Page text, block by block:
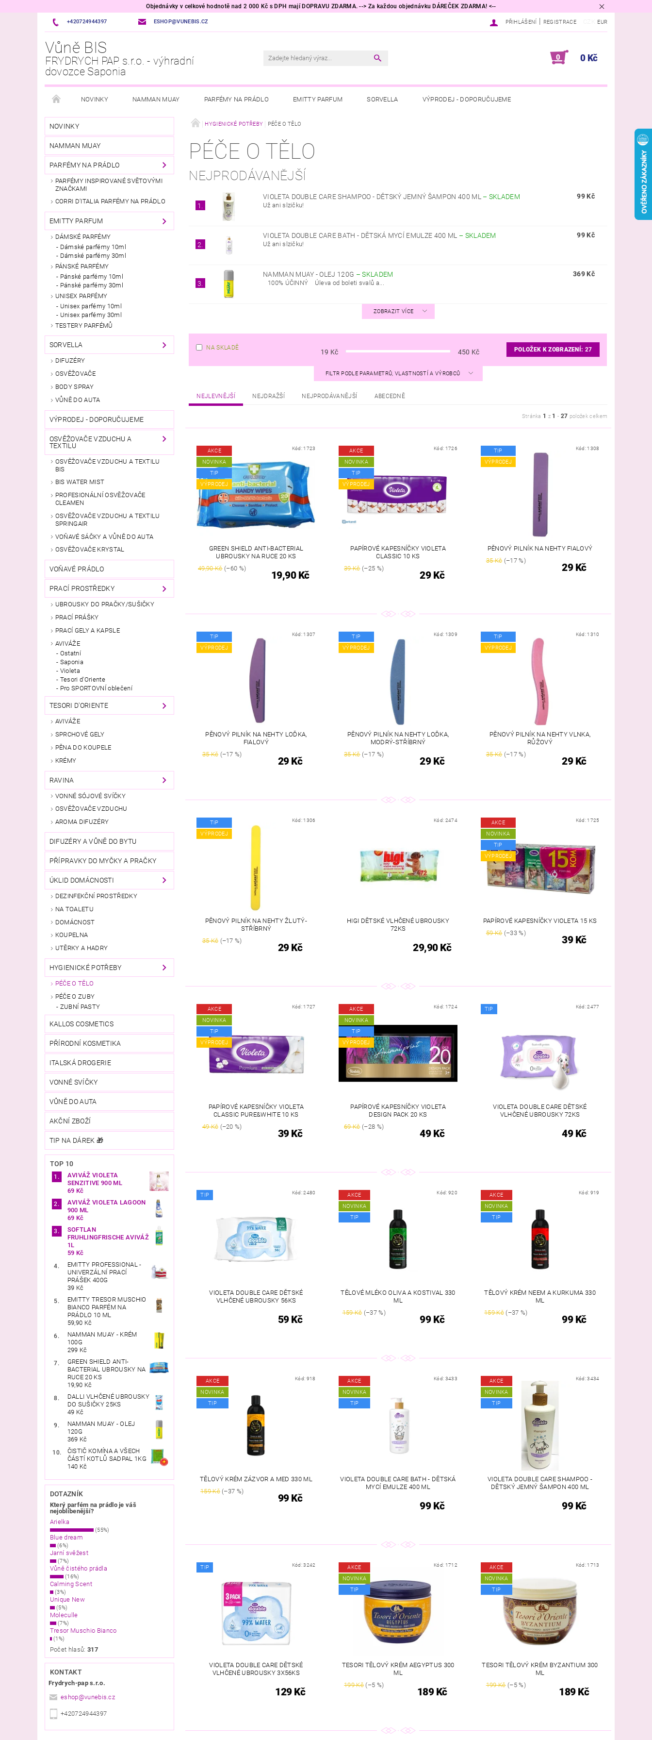
Objednávky v celkové hodnotě nad 2 000 Kč s DPH mají DOPRAVU ZDARMA. --> Za každou objednávku DÁREČEK ZDARMA! <--
+420724944397 ESHOP@VUNEBIS.CZ EUR
PŘIHLÁŠENÍ REGISTRACE
Vůně BIS
FRYDRYCH PAP s.r.o. - výhradní
dovozce Saponia
0 0 Kč
NOVINKY NAMMAN MUAY PARFÉMY NA PRÁDLO EMITTY PARFUM SORVELLA VÝPRODEJ - DOPORUČUJEME
OSVĚŽOVAČE VZDUCHU A TEXTILU VOŇAVÉ PRÁDLO PRACÍ PROSTŘEDKY
PŘÍPRAVKY DO MYČKY A PRAČKY ÚKLID DOMÁCNOSTI HYGIENICKÉ POTŘEBY
ITALSKÁ DROGERIE VONNÉ SVÍČKY VŮNĚ DO AUTA AKČNÍ ZBOŽÍ
VELKOOBCHOD
NOVINKY
NAMMAN MUAY
PARFÉMY NA PRÁDLO
PARFÉMY INSPIROVANÉ SVĚTOVÝMI
ZNAČKAMI
CORRI D'ITALIA PARFÉMY NA PRÁDLO
EMITTY PARFUM
DÁMSKÉ PARFÉMY
Dámské parfémy 10ml
Dámské parfémy 30ml
PÁNSKÉ PARFÉMY
Pánské parfémy 10ml
Pánské parfémy 30ml
UNISEX PARFÉMY
Unisex parfémy 10ml
Unisex parfémy 30ml
TESTERY PARFÉMŮ
SORVELLA
DIFUZÉRY
OSVĚŽOVAČE
BODY SPRAY
VŮNĚ DO AUTA
VÝPRODEJ - DOPORUČUJEME
OSVĚŽOVAČE VZDUCHU A
TEXTILU
OSVĚŽOVAČE VZDUCHU A TEXTILU
BIS
BIS WATER MIST
PROFESIONÁLNÍ OSVĚŽOVAČE
CLEAMEN
OSVĚŽOVAČE VZDUCHU A TEXTILU
SPRINGAIR
VOŇAVÉ SÁČKY A VŮNĚ DO AUTA
OSVĚŽOVAČE KRYSTAL
VOŇAVÉ PRÁDLO
PRACÍ PROSTŘEDKY
UBROUSKY DO PRAČKY/SUŠIČKY
PRACÍ PRÁŠKY
PRACÍ GELY A KAPSLE
AVIVÁŽE
Ostatní
Saponia
Violeta
Tesori d'Oriente
Pro SPORTOVNÍ oblečení
TESORI D'ORIENTE
AVIVÁŽE
SPRCHOVÉ GELY
PĚNA DO KOUPELE
KRÉMY
RAVINA
VONNÉ SÓJOVÉ SVÍČKY
OSVĚŽOVAČE VZDUCHU
AROMA DIFUZÉRY
DIFUZÉRY A VŮNĚ DO BYTU
PŘÍPRAVKY DO MYČKY A PRAČKY
ÚKLID DOMÁCNOSTI
DEZINFEKČNÍ PROSTŘEDKY
NA TOALETU
DOMÁCNOST
KOUPELNA
UTĚRKY A HADRY
HYGIENICKÉ POTŘEBY
PÉČE O TĚLO
PÉČE O ZUBY
ZUBNÍ PASTY
KALLOS COSMETICS
PŘÍRODNÍ KOSMETIKA
ITALSKÁ DROGERIE
VONNÉ SVÍČKY
VŮNĚ DO AUTA
AKČNÍ ZBOŽÍ
TIP NA DÁREK 🎁
TOP 10
AVIVÁŽ VIOLETA
SENZITIVE 900 ML
69 Kč
AVIVÁŽ VIOLETA LAGOON
900 ML
69 Kč
SOFTLAN
FRUHLINGFRISCHE AVIVÁŽ
1L
59 Kč
EMITTY PROFESSIONAL -
UNIVERZÁLNÍ PRACÍ
PRÁŠEK 400G
39 Kč
EMITTY TRESOR MUSCHIO
BIANCO PARFÉM NA
PRÁDLO 10 ML
59,90 Kč
NAMMAN MUAY - KRÉM
100G
299 Kč
GREEN SHIELD ANTI-
BACTERIAL UBROUSKY NA
RUCE 20 KS
19,90 Kč
DALLI VLHČENÉ UBROUSKY
DO SUŠIČKY 25KS
49 Kč
NAMMAN MUAY - OLEJ
120G
369 Kč
ČISTIČ KOMÍNA A VŠECH
ČÁSTÍ KOTLŮ SADPAL 1KG
140 Kč
DOTAZNÍK
Který parfém na prádlo je váš
nejoblíbenější?
Arielka
(55%)
Blue dream
(6%)
Jarní svěžest
(7%)
Vůně čistého prádla
(16%)
Calming Scent
(3%)
Unique New
(5%)
Moleculle
(7%)
Tresor Muschio Bianco
(1%)
Počet hlasů: 317
KONTAKT
Frydrych-pap s.r.o.
eshop@vunebis.cz
+420724944397
HYGIENICKÉ POTŘEBY PÉČE O TĚLO
PÉČE O TĚLO
NEJPRODÁVANĚJŠÍ
1.
VIOLETA DOUBLE CARE SHAMPOO - DĚTSKÝ JEMNÝ ŠAMPON 400 ML – SKLADEM
Už ani slzičku!
99 Kč
2.
VIOLETA DOUBLE CARE BATH - DĚTSKÁ MYCÍ EMULZE 400 ML – SKLADEM
Už ani slzičku!
99 Kč
3.
NAMMAN MUAY - OLEJ 120G –SKLADEM
100% ÚČINNÝ Úleva od boleti svalů a...
369 Kč
ZOBRAZIT VÍCE
NA SKLADĚ
19 Kč 450 Kč POLOŽEK K ZOBRAZENÍ: 27
FILTR PODLE PARAMETRŮ, VLASTNOSTÍ A VÝROBCŮ
NEJLEVNĚJŠÍ NEJDRAŽŠÍ NEJPRODÁVANĚJŠÍ ABECEDNĚ
Stránka 1 z 1 - 27 položek celkem
AKCE
NOVINKA
TIP
VÝPRODEJ
Kód: 1723
GREEN SHIELD ANTI-BACTERIAL
UBROUSKY NA RUCE 20 KS
49,90 Kč(–60 %)
19,90 Kč
AKCE
NOVINKA
TIP
VÝPRODEJ
Kód: 1726
PAPÍROVÉ KAPESNÍČKY VIOLETA
CLASSIC 10 KS
39 Kč(–25 %)
29 Kč
TIP
VÝPRODEJ
Kód: 1308
PĚNOVÝ PILNÍK NA NEHTY FIALOVÝ
35 Kč(–17 %)
29 Kč
TIP
VÝPRODEJ
Kód: 1307
PĚNOVÝ PILNÍK NA NEHTY LOĎKA,
FIALOVÝ
35 Kč(–17 %)
29 Kč
TIP
VÝPRODEJ
Kód: 1309
PĚNOVÝ PILNÍK NA NEHTY LOĎKA,
MODRÝ-STŘÍBRNÝ
35 Kč(–17 %)
29 Kč
TIP
VÝPRODEJ
Kód: 1310
PĚNOVÝ PILNÍK NA NEHTY VLNKA,
RŮŽOVÝ
35 Kč(–17 %)
29 Kč
TIP
VÝPRODEJ
Kód: 1306
PĚNOVÝ PILNÍK NA NEHTY ŽLUTÝ-
STŘÍBRNÝ
35 Kč(–17 %)
29 Kč
Kód: 2474
HIGI DĚTSKÉ VLHČENÉ UBROUSKY
72KS
29,90 Kč
AKCE
NOVINKA
TIP
VÝPRODEJ
Kód: 1725
PAPÍROVÉ KAPESNÍČKY VIOLETA 15 KS
59 Kč(–33 %)
39 Kč
AKCE
NOVINKA
TIP
VÝPRODEJ
Kód: 1727
PAPÍROVÉ KAPESNÍČKY VIOLETA
CLASSIC PURE&WHITE 10 KS
49 Kč(–20 %)
39 Kč
AKCE
NOVINKA
TIP
VÝPRODEJ
Kód: 1724
PAPÍROVÉ KAPESNÍČKY VIOLETA
DESIGN PACK 20 KS
69 Kč(–28 %)
49 Kč
TIP Kód:2477
VIOLETA DOUBLE CARE DĚTSKÉ
VLHČENÉ UBROUSKY 72KS
49 Kč
TIP Kód:2480
VIOLETA DOUBLE CARE DĚTSKÉ
VLHČENÉ UBROUSKY 56KS
59 Kč
AKCE
NOVINKA
TIP
Kód:920
TĚLOVÉ MLÉKO OLIVA A KOSTIVAL 330
ML
159 Kč(–37 %)
99 Kč
AKCE
NOVINKA
TIP
Kód: 919
TĚLOVÝ KRÉM NEEM A KURKUMA 330
ML
159 Kč (–37 %)
99 Kč
AKCE
NOVINKA
TIP
Kód: 918
TĚLOVÝ KRÉM ZÁZVOR A MED 330 ML
159 Kč(–37 %)
99 Kč
AKCE
NOVINKA
TIP
Kód: 3433
VIOLETA DOUBLE CARE BATH - DĚTSKÁ
MYCÍ EMULZE 400 ML
99 Kč
AKCE
NOVINKA
TIP
Kód:3434
VIOLETA DOUBLE CARE SHAMPOO -
DĚTSKÝ JEMNÝ ŠAMPON 400 ML
99 Kč
TIP Kód:3242
VIOLETA DOUBLE CARE DĚTSKÉ
VLHČENÉ UBROUSKY 3X56KS
129 Kč
AKCE
NOVINKA
TIP
Kód: 1712
TESORI TĚLOVÝ KRÉM AEGYPTUS 300
ML
199 Kč (–5 %)
189 Kč
AKCE
NOVINKA
TIP
Kód: 1713
TESORI TĚLOVÝ KRÉM BYZANTIUM 300
ML
199 Kč(–5 %)
189 Kč